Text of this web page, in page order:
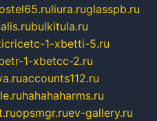
liura.ruglasspb.ru
bulkitula.ru
1-xbetti-5.ru
1-xbetcc-2.ru
accounts112.ru
hahahaharms.ru
opsmgr.ruev-gallery.ru